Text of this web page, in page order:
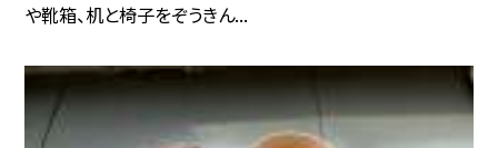
や靴箱、机と椅子をぞうきん...